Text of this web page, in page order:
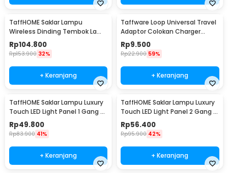
TaffHOME Saklar Lampu
Wireless Dinding Tembok Lamp
Switch RF 433MHz 3 Gang 3
Receiver - WHK01
Rp104.800
Rp153.900 32%
+ Keranjang
Taffware Loop Universal Travel
Adaptor Colokan Charger
Adapter 2500W - N16
Rp9.500
Rp22.900 59%
+ Keranjang
TaffHOME Saklar Lampu Luxury
Touch LED Light Panel 1 Gang -
AO-001
Rp49.800
Rp83.900 41%
+ Keranjang
TaffHOME Saklar Lampu Luxury
Touch LED Light Panel 2 Gang -
AO-001
Rp56.400
Rp95.900 42%
+ Keranjang